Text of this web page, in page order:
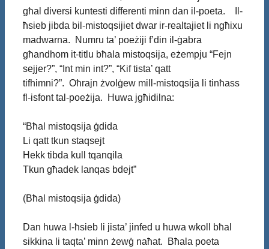
għal diversi kuntesti differenti minn dan il-poeta. Il-
ħsieb jibda bil-mistoqsijiet dwar ir-realtajiet li ngħixu
madwarna. Numru ta’ poeżiji f’din il-ġabra
għandhom it-titlu bħala mistoqsija, eżempju “Fejn
sejjer?”, “Int min int?”, “Kif tista’ qatt
tifhimni?”. Oħrajn żvolġew mill-mistoqsija li tinħass
fl-isfont tal-poeżija. Huwa jgħidilna:
“Bħal mistoqsija ġdida
Li qatt tkun staqsejt
Hekk tibda kull tqanqila
Tkun għadek lanqas bdejt”
(Bħal mistoqsija ġdida)
Dan huwa l-ħsieb li jista’ jinfed u huwa wkoll bħal
sikkina li taqta’ minn żewġ naħat. Bħala poeta